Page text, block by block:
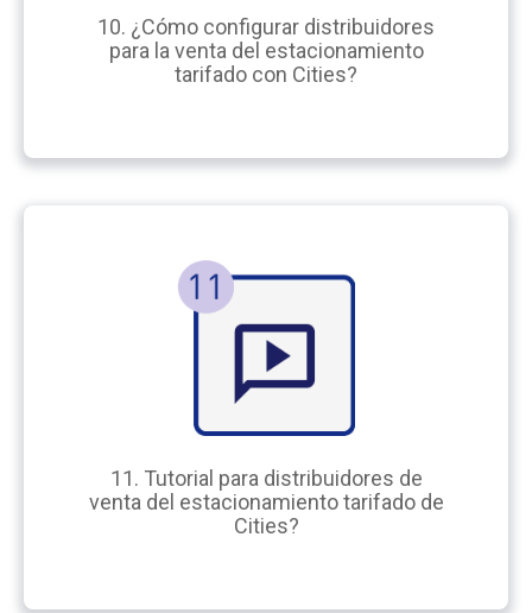
10. ¿Cómo configurar distribuidores
para la venta del estacionamiento
tarifado con Cities?
11. Tutorial para distribuidores de
venta del estacionamiento tarifado de
Cities?